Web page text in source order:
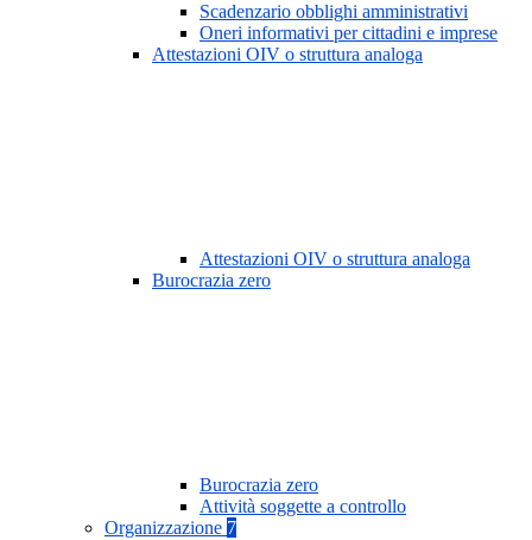
Scadenzario obblighi amministrativi
Oneri informativi per cittadini e imprese
Attestazioni OIV o struttura analoga
Attestazioni OIV o struttura analoga
Burocrazia zero
Burocrazia zero
Attività soggette a controllo
Organizzazione 7